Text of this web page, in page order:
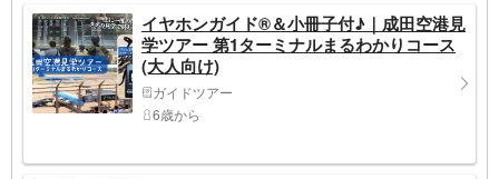
イヤホンガイド®＆小冊子付♪｜成田空港見
学ツアー 第1ターミナルまるわかりコース
(大人向け)
ガイドツアー
6歳から